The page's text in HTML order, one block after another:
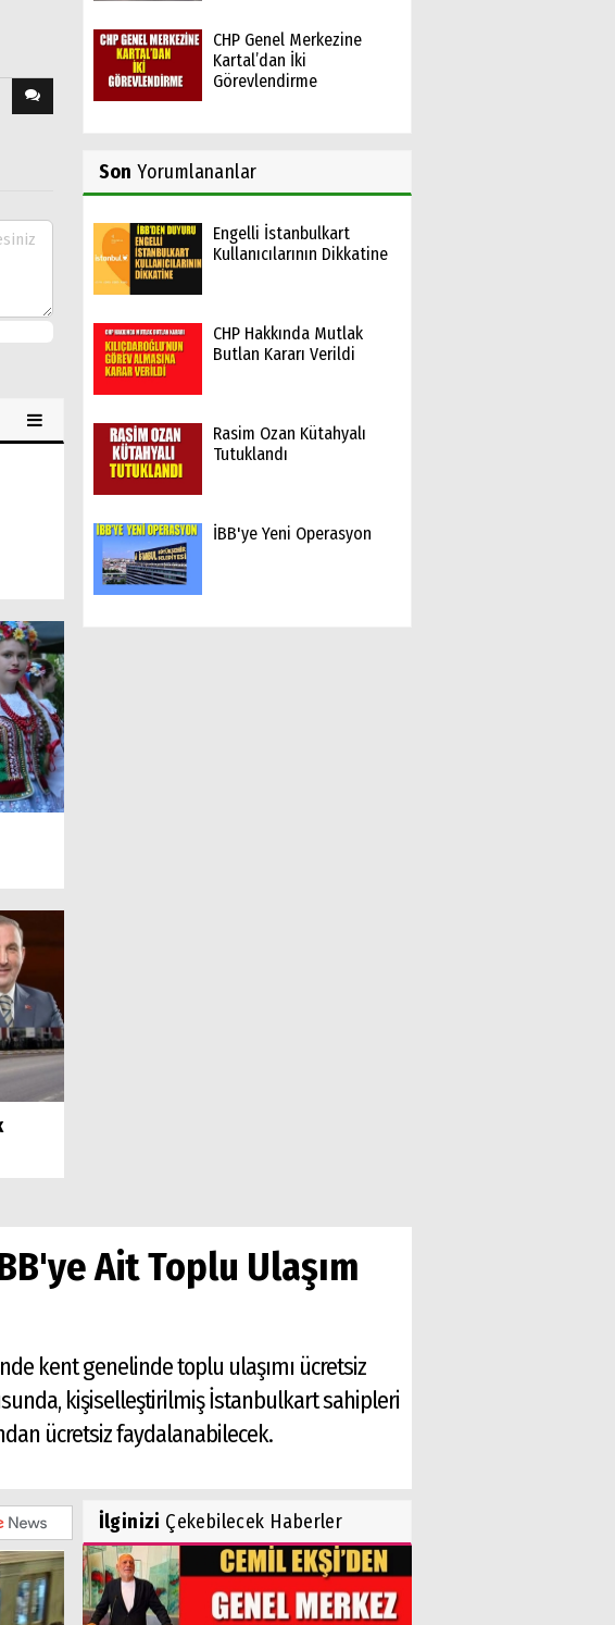
CHP Genel Merkezine
Kartal’dan İki
Görevlendirme
Son Yorumlananlar
Engelli İstanbulkart
Kullanıcılarının Dikkatine
CHP Hakkında Mutlak
Butlan Kararı Verildi
Rasim Ozan Kütahyalı
Tutuklandı
İBB'ye Yeni Operasyon
Ait Toplu Ulaşım
kent genelinde toplu ulaşımı ücretsiz
kişiselleştirilmiş İstanbulkart sahipleri
ücretsiz faydalanabilecek.
İlginizi Çekebilecek Haberler